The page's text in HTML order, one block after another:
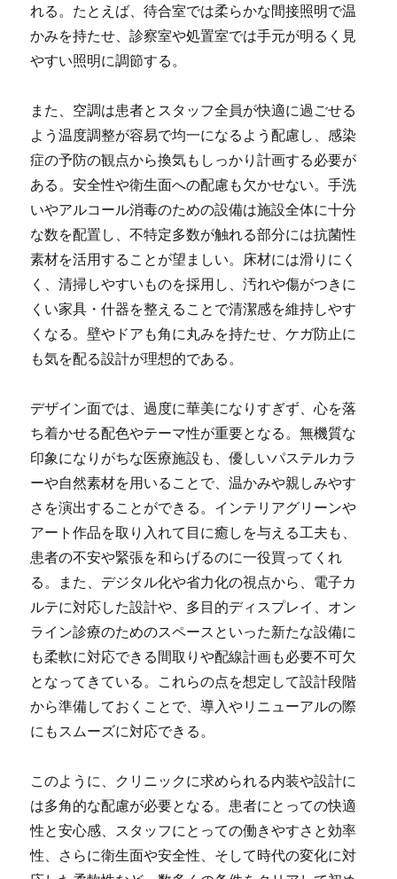
れる。たとえば、待合室では柔らかな間接照明で温
かみを持たせ、診察室や処置室では手元が明るく見
やすい照明に調節する。
また、空調は患者とスタッフ全員が快適に過ごせる
よう温度調整が容易で均一になるよう配慮し、感染
症の予防の観点から換気もしっかり計画する必要が
ある。安全性や衛生面への配慮も欠かせない。手洗
いやアルコール消毒のための設備は施設全体に十分
な数を配置し、不特定多数が触れる部分には抗菌性
素材を活用することが望ましい。床材には滑りにく
く、清掃しやすいものを採用し、汚れや傷がつきに
くい家具・什器を整えることで清潔感を維持しやす
くなる。壁やドアも角に丸みを持たせ、ケガ防止に
も気を配る設計が理想的である。
デザイン面では、過度に華美になりすぎず、心を落
ち着かせる配色やテーマ性が重要となる。無機質な
印象になりがちな医療施設も、優しいパステルカラ
ーや自然素材を用いることで、温かみや親しみやす
さを演出することができる。インテリアグリーンや
アート作品を取り入れて目に癒しを与える工夫も、
患者の不安や緊張を和らげるのに一役買ってくれ
る。また、デジタル化や省力化の視点から、電子カ
ルテに対応した設計や、多目的ディスプレイ、オン
ライン診療のためのスペースといった新たな設備に
も柔軟に対応できる間取りや配線計画も必要不可欠
となってきている。これらの点を想定して設計段階
から準備しておくことで、導入やリニューアルの際
にもスムーズに対応できる。
このように、クリニックに求められる内装や設計に
は多角的な配慮が必要となる。患者にとっての快適
性と安心感、スタッフにとっての働きやすさと効率
性、さらに衛生面や安全性、そして時代の変化に対